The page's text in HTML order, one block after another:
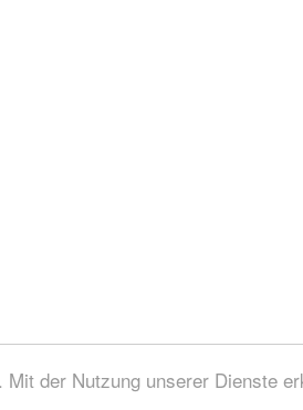
der Nutzung unserer Dienste